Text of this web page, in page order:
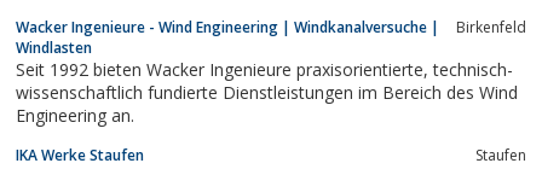
Wacker Ingenieure - Wind Engineering | Windkanalversuche |
Windlasten
Birkenfeld
Seit 1992 bieten Wacker Ingenieure praxisorientierte, technisch-
wissenschaftlich fundierte Dienstleistungen im Bereich des Wind
Engineering an.
IKA Werke Staufen Staufen